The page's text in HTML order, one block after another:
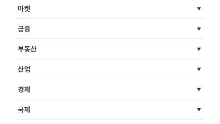
마켓
금융
부동산
산업
경제
국제